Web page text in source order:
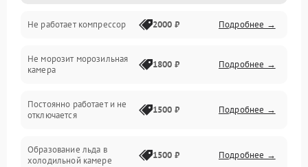
Электропитание
Дренаж
Не работает компрессор 2000 ₽ Подробнее →
Не морозит морозильная
камера
1800 ₽ Подробнее →
Постоянно работает и не
отключается
1500 ₽ Подробнее →
Образование льда в
холодильной камере
1500 ₽ Подробнее →